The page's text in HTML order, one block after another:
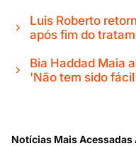
Luis Roberto
após fim do
Bia Haddad Maia
'Não tem sido
Notícias Mais Acessadas